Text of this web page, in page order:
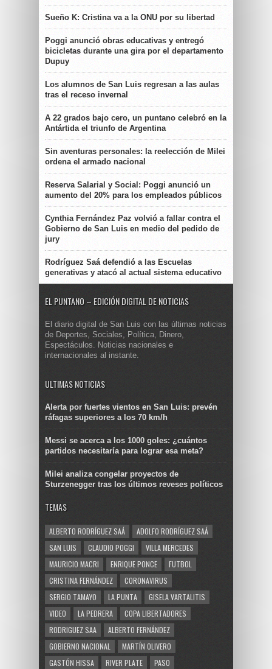
Sueño K: Cristina va a la ONU por su libertad
Poggi anunció obras educativas y entregó
bicicletas durante una gira por el departamento
Dupuy
Los alumnos de San Luis regresan a las aulas
tras el receso invernal
A 22 grados bajo cero, un puntano celebró en la
Antártida el triunfo de Argentina
Sin aventuras personales: la reelección de Milei
ordena el armado nacional
Reserva Salarial y Social: Poggi anunció un
aumento del 20% para los empleados públicos
Cynthia Fernández Paz volvió a fallar contra el
Gobierno de San Luis en medio del pedido de
jury
Rodríguez Saá defendió a las Escuelas
generativas y atacó al actual sistema educativo
EL PUNTANO – EDICIÓN DIGITAL DE NOTICIAS
El diario digital de San Luis con las últimas noticias
de Deportes, Sociales, Política, Dinero,
Espectáculos. Noticias nacionales e
internacionales al instante.
ULTIMAS NOTICIAS
Alerta por fuertes vientos en San Luis: prevén
ráfagas superiores a los 70 km/h
Messi se acerca a los 1000 goles: ¿cuántos
partidos necesitaría para lograr esa meta?
Milei analiza congelar proyectos de
Sturzenegger tras los últimos reveses políticos
TEMAS
ALBERTO RODRÍGUEZ SAÁ
ADOLFO RODRÍGUEZ SAÁ
SAN LUIS
CLAUDIO POGGI
VILLA MERCEDES
MAURICIO MACRI
ENRIQUE PONCE
FUTBOL
CRISTINA FERNÁNDEZ
CORONAVIRUS
SERGIO TAMAYO
LA PUNTA
GISELA VARTALITIS
VIDEO
LA PEDRERA
COPA LIBERTADORES
RODRIGUEZ SAA
ALBERTO FERNÁNDEZ
GOBIERNO NACIONAL
MARTÍN OLIVERO
GASTÓN HISSA
RIVER PLATE PASO